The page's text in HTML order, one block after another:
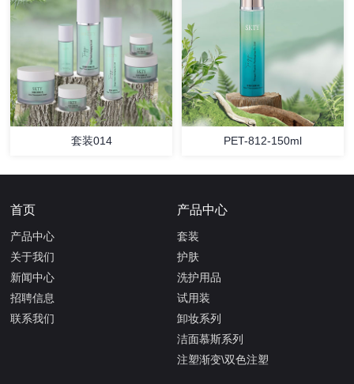
套装014 PET-812-150ml
首页
产品中心
关于我们
新闻中心
招聘信息
联系我们
产品中心
套装
护肤
洗护用品
试用装
卸妆系列
洁面慕斯系列
注塑渐变\双色注塑